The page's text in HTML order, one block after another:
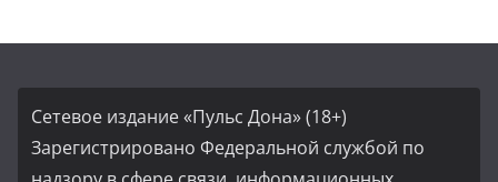
Сетевое издание «Пульс Дона» (18+)
Зарегистрировано Федеральной службой по